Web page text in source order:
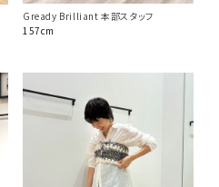
Gready Brilliant 本部スタッフ
157cm